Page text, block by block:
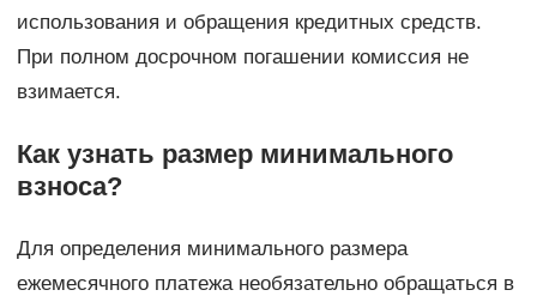
использования и обращения кредитных средств.
При полном досрочном погашении комиссия не
взимается.
Как узнать размер минимального
взноса?
Для определения минимального размера
ежемесячного платежа необязательно обращаться в